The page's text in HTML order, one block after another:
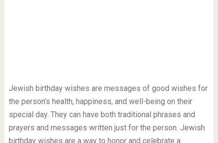
Jewish birthday wishes are messages of good wishes for
the person’s health, happiness, and well-being on their
special day. They can have both traditional phrases and
prayers and messages written just for the person. Jewish
birthday wishes are a way to honor and celebrate a